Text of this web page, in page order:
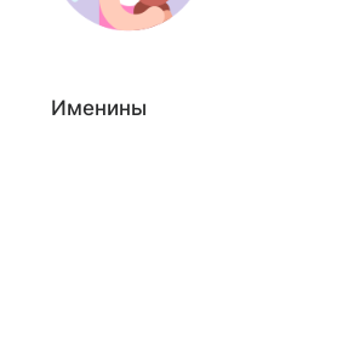
Именины